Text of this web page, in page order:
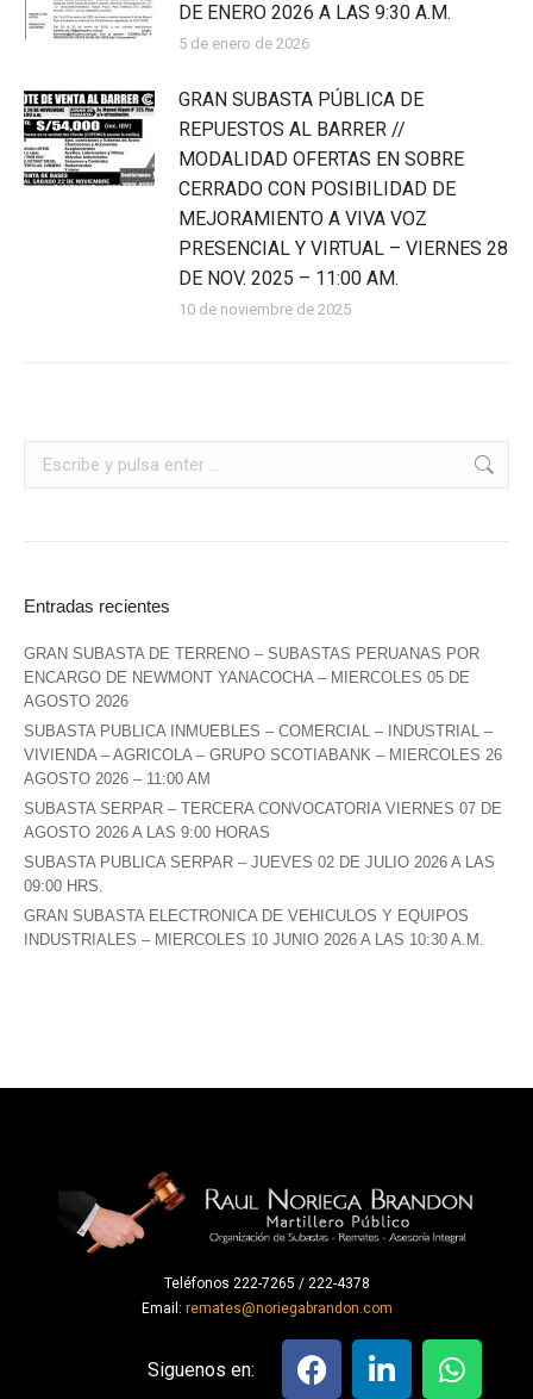
DE ENERO 2026 A LAS 9:30 A.M.
5 de enero de 2026
GRAN SUBASTA PÚBLICA DE
REPUESTOS AL BARRER //
MODALIDAD OFERTAS EN SOBRE
CERRADO CON POSIBILIDAD DE
MEJORAMIENTO A VIVA VOZ
PRESENCIAL Y VIRTUAL – VIERNES 28
DE NOV. 2025 – 11:00 AM.
10 de noviembre de 2025
Entradas recientes
GRAN SUBASTA DE TERRENO – SUBASTAS PERUANAS POR
ENCARGO DE NEWMONT YANACOCHA – MIERCOLES 05 DE
AGOSTO 2026
SUBASTA PUBLICA INMUEBLES – COMERCIAL – INDUSTRIAL –
VIVIENDA – AGRICOLA – GRUPO SCOTIABANK – MIERCOLES 26
AGOSTO 2026 – 11:00 AM
SUBASTA SERPAR – TERCERA CONVOCATORIA VIERNES 07 DE
AGOSTO 2026 A LAS 9:00 HORAS
SUBASTA PUBLICA SERPAR – JUEVES 02 DE JULIO 2026 A LAS
09:00 HRS.
GRAN SUBASTA ELECTRONICA DE VEHICULOS Y EQUIPOS
INDUSTRIALES – MIERCOLES 10 JUNIO 2026 A LAS 10:30 A.M.
Teléfonos 222-7265 / 222-4378
Email: remates@noriegabrandon.com
Siguenos en: